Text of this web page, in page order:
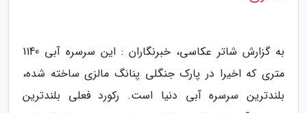
به گزارش شاتر عکاسی، خبرنگاران : این سرسره آبی 1140
متری که اخیرا در پارک جنگلی پنانگ مالزی ساخته شده،
بلندترین سرسره آبی دنیا است. رکورد فعلی بلندترین